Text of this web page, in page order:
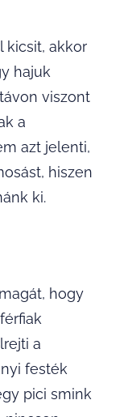
kicsit, akkor
hajuk
viszont
a
azt jelenti,
hiszen
ki.
hogy
a
festék
pici smink